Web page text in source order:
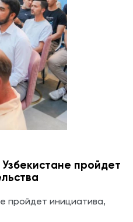
пройдет
пройдет инициатива,